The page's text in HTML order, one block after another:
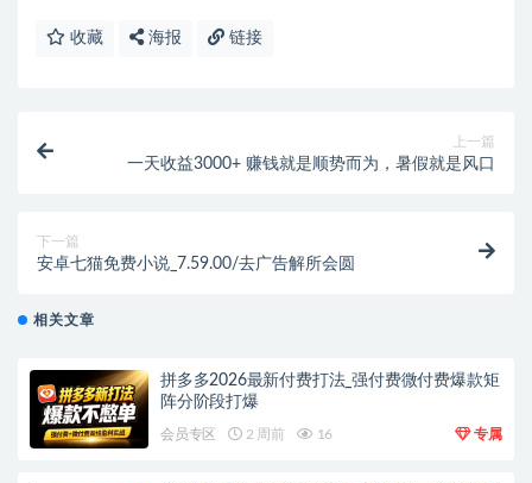
收藏 海报 链接
上一篇
一天收益3000+ 赚钱就是顺势而为，暑假就是风口
下一篇
安卓七猫免费小说_7.59.00/去广告解所会圆
相关文章
拼多多2026最新付费打法_强付费微付费爆款矩
阵分阶段打爆
会员专区 2 周前 16 专属